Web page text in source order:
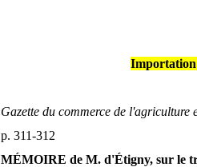
Importation
Gazette du commerce de l'agriculture
p. 311-312
MÉMOIRE de M. d'Étigny, sur le